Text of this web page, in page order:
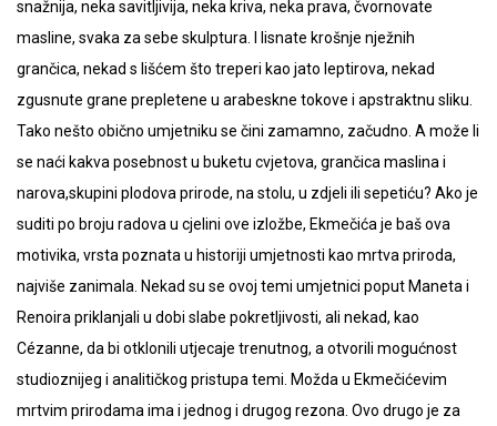
snažnija, neka savitljivija, neka kriva, neka prava, čvornovate
masline, svaka za sebe skulptura. I lisnate krošnje nježnih
grančica, nekad s lišćem što treperi kao jato leptirova, nekad
zgusnute grane prepletene u arabeskne tokove i apstraktnu sliku.
Tako nešto obično umjetniku se čini zamamno, začudno. A može li
se naći kakva posebnost u buketu cvjetova, grančica maslina i
narova,skupini plodova prirode, na stolu, u zdjeli ili sepetiću? Ako je
suditi po broju radova u cjelini ove izložbe, Ekmečića je baš ova
motivika, vrsta poznata u historiji umjetnosti kao mrtva priroda,
najviše zanimala. Nekad su se ovoj temi umjetnici poput Maneta i
Renoira priklanjali u dobi slabe pokretljivosti, ali nekad, kao
Cézanne, da bi otklonili utjecaje trenutnog, a otvorili mogućnost
studioznijeg i analitičkog pristupa temi. Možda u Ekmečićevim
mrtvim prirodama ima i jednog i drugog rezona. Ovo drugo je za